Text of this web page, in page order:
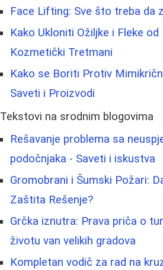
Face Lifting: Sve što treba da
Kako Ukloniti Ožiljke i Fleke
Kozmetički Tretmani
Kako se Boriti Protiv
Saveti i Proizvodi
Tekstovi na srodnim blogovima
Rešavanje problema sa
podočnjaka - Saveti i iskustva
Gromobrani i Šumski Požari:
Zaštita Rešenje?
Grčka iznutra: Prava priča o
životu van velikih gradova
Kompletan vodič za rad na